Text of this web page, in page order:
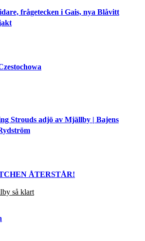
frågetecken i Gais, nya Blåvitt
Strouds adjö av Mjällby | Bajens
ÅTERSTÅR!
så klart